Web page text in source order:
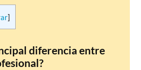
]
diferencia entre